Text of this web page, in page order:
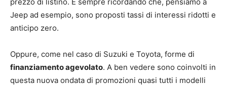
prezzo di listino. E sempre ricordando che, pensiamo a
Jeep ad esempio, sono proposti tassi di interessi ridotti e
anticipo zero.
Oppure, come nel caso di Suzuki e Toyota, forme di
finanziamento agevolato. A ben vedere sono coinvolti in
questa nuova ondata di promozioni quasi tutti i modelli